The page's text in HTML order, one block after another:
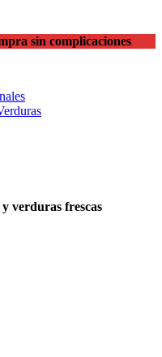
sin complicaciones
verduras frescas